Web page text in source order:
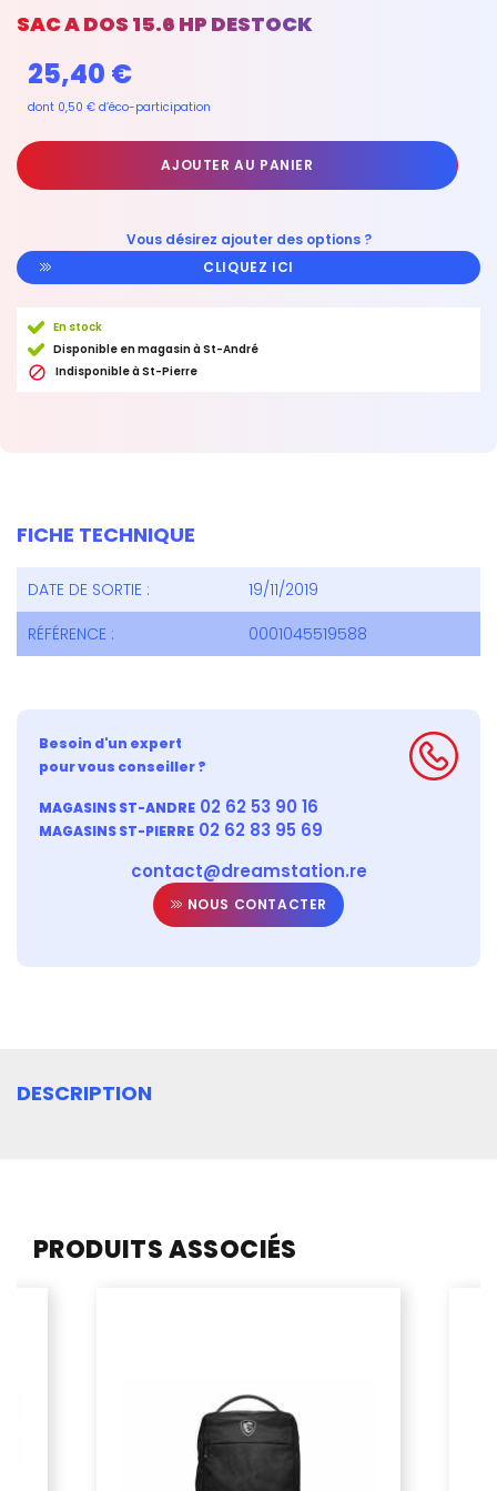
SAC A DOS 15.6 HP DESTOCK
25,40 €
dont 0,50 € d’éco-participation
AJOUTER AU PANIER
Vous désirez ajouter des options ?
CLIQUEZ ICI
En stock
Disponible en magasin à St-André
 Indisponible à St-Pierre
FICHE TECHNIQUE
DATE DE SORTIE :
19/11/2019
RÉFÉRENCE :
0001045519588
Besoin d'un expert
pour vous conseiller ?
MAGASINS ST-ANDRE 02 62 53 90 16
MAGASINS ST-PIERRE 02 62 83 95 69
contact@dreamstation.re
NOUS CONTACTER
DESCRIPTION
PRODUITS ASSOCIÉS